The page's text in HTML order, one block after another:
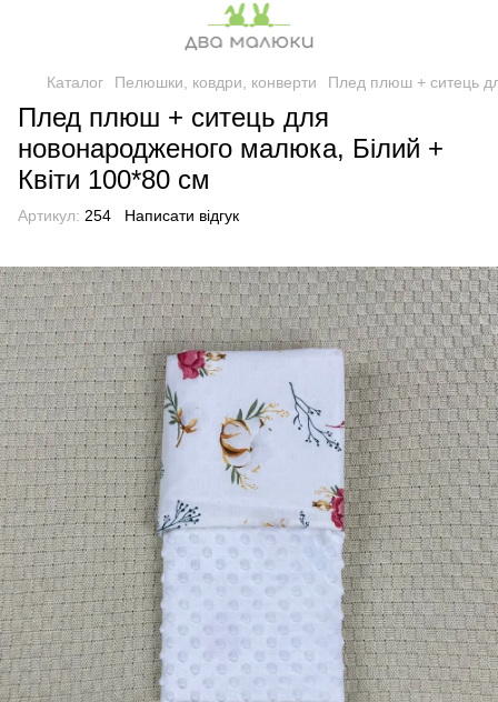
Каталог Пелюшки, ковдри, конверти Плед плюш + ситець
Плед плюш + ситець для
новонародженого малюка, Білий +
Квіти 100*80 см
Артикул: 254 Написати відгук